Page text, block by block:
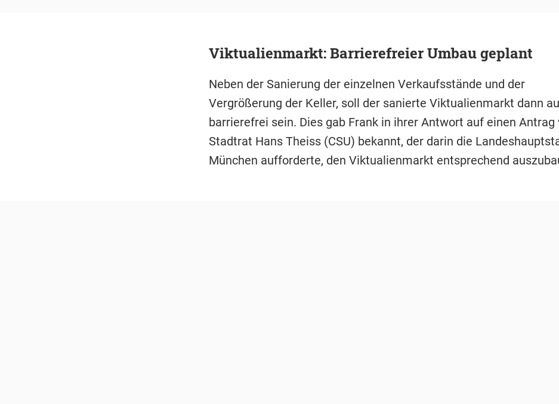
Viktualienmarkt: Barrierefreier Umbau geplant
Neben der Sanierung der einzelnen Verkaufsstände und der
Vergrößerung der Keller, soll der sanierte Viktualienmarkt dann
barrierefrei sein. Dies gab Frank in ihrer Antwort auf einen Antrag
Stadtrat Hans Theiss (CSU) bekannt, der darin die
München aufforderte, den Viktualienmarkt entsprechend